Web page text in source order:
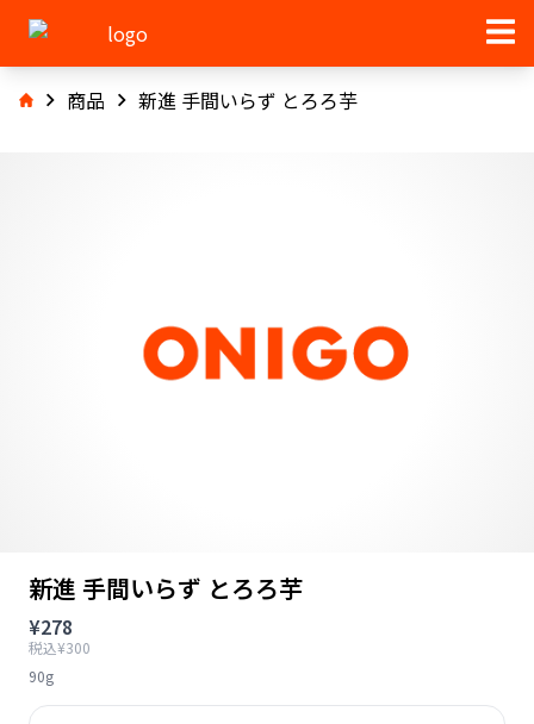
商品 新進 手間いらず とろろ芋
新進 手間いらず とろろ芋
¥278
税込¥300
90g